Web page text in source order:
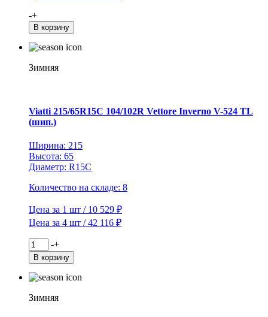
Количество
товара
Viatti
205/60R16
Brina
TL
(шип.)
-+
В корзину
Зимняя
Viatti 215/65R15C 104/102R Vettore Inverno V-524 TL
(шип.)
Ширина: 215
Высота: 65
Диаметр: R15C
Количество на складе: 8
Цена за 1 шт / 10 529 ₽
Цена за 4 шт / 42 116 ₽
Количество
товара
Viatti
215/65R15C
Vettore
-+
В корзину
Зимняя